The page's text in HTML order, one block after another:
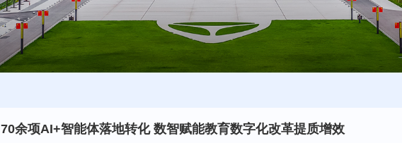
70余项AI+智能体落地转化 数智赋能教育数字化改革提质增效